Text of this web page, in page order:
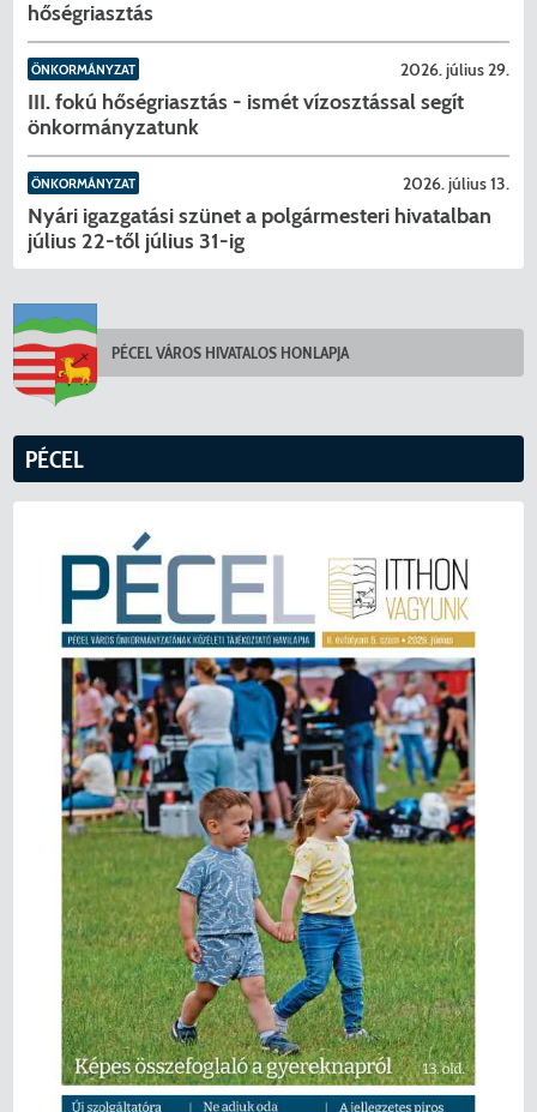
hőségriasztás
ÖNKORMÁNYZAT 2026. július 29.
III. fokú hőségriasztás - ismét vízosztással segít
önkormányzatunk
ÖNKORMÁNYZAT 2026. július 13.
Nyári igazgatási szünet a polgármesteri hivatalban
július 22-től július 31-ig
PÉCEL VÁROS HIVATALOS HONLAPJA
PÉCEL